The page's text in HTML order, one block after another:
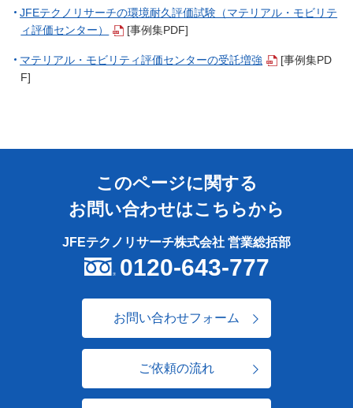
JFEテクノリサーチの環境耐久評価試験（マテリアル・モビリテ
ィ評価センター）
[事例集PDF]
マテリアル・モビリティ評価センターの受託増強
[事例集PD
F]
このページに関する
お問い合わせはこちらから
JFEテクノリサーチ株式会社 営業総括部
0120-643-777
お問い合わせフォーム
ご依頼の流れ